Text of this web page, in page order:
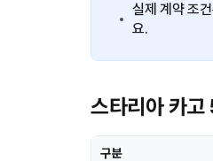
실제 계약 조
요.
스타리아 카
구분